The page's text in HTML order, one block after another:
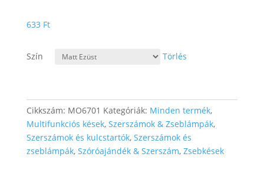
633 Ft
Szín Törlés
Cikkszám: MO6701 Kategóriák: Minden termék,
Multifunkciós kések, Szerszámok & Zseblámpák,
Szerszámok és kulcstartók, Szerszámok és
zseblámpák, Szóróajándék & Szerszám, Zsebkések